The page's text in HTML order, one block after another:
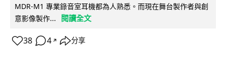
MDR-M1 專業錄音室耳機都為人熟悉。而現在舞台製作者與創
意影像製作...
閱讀全文
38 4 ↗ 分享